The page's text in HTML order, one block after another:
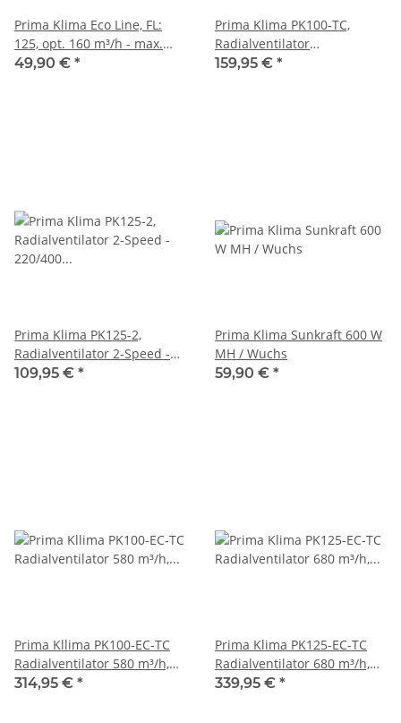
Prima Klima Eco Line, FL:
125, opt. 160 m³/h - max.
240 m³/h, Länge: 18 cm
49,90 € *
Prima Klima PK100-TC,
Radialventilator
Temp./Drehzahl 280 m³, FL
159,95 € *
Prima Klima PK125-2,
Radialventilator 2-Speed -
220/400 m³, FL 125
109,95 € *
Prima Klima Sunkraft 600 W
MH / Wuchs
59,90 € *
Prima Kllima PK100-EC-TC
Radialventilator 580 m³/h,
Temp./Drehzahl, Flansch:
314,95 € *
Prima Klima PK125-EC-TC
Radialventilator 680 m³/h,
Temp./Drehzahl, Flansch:
339,95 € *